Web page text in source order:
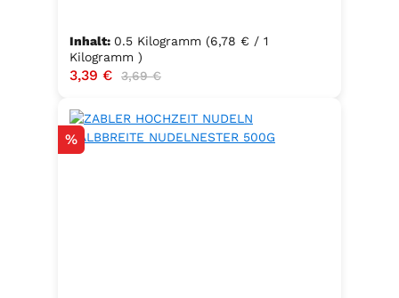
Inhalt: 0.5 Kilogramm (6,78 € / 1
Kilogramm )
Verkaufspreis:
3,39 € Regulärer Preis:
3,69 €
Rabatt
%